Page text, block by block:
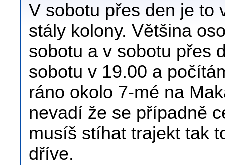
V sobotu přes den je to
stály kolony. Většina
sobotu a v sobotu přes
sobotu v 19.00 a
ráno okolo 7-mé na
nevadí že se případně
musíš stíhat trajekt tak
dříve.